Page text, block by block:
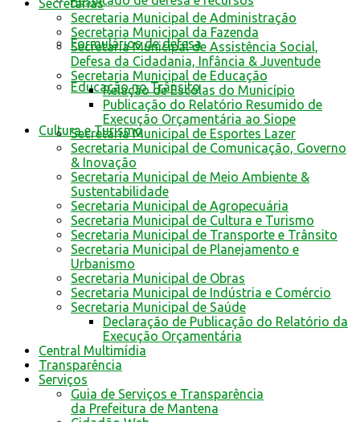
Formulários de defesa
Educação no Trânsito
Cultura e Turismo
Secretarias
Secretaria Municipal de Administração
Secretaria Municipal da Fazenda
Secretaria Municipal de Assistência Social,
Defesa da Cidadania, Infância & Juventude
Secretaria Municipal de Educação
Relação de Escolas do Município
Publicação do Relatório Resumido de
Execução Orçamentária ao Siope
Secretaria Municipal de Esportes Lazer
Secretaria Municipal de Comunicação, Governo
& Inovação
Secretaria Municipal de Meio Ambiente &
Sustentabilidade
Secretaria Municipal de Agropecuária
Secretaria Municipal de Cultura e Turismo
Secretaria Municipal de Transporte e Trânsito
Secretaria Municipal de Planejamento e
Urbanismo
Secretaria Municipal de Obras
Secretaria Municipal de Indústria e Comércio
Secretaria Municipal de Saúde
Declaração de Publicação do Relatório da
Execução Orçamentária
Central Multimídia
Transparência
Serviços
Guia de Serviços e Transparência
da Prefeitura de Mantena